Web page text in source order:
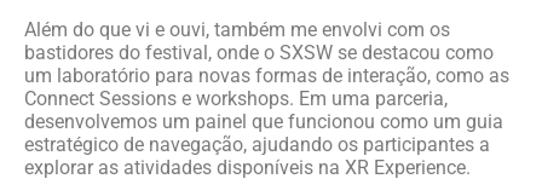
Além do que vi e ouvi, também me envolvi com os
bastidores do festival, onde o SXSW se destacou como
um laboratório para novas formas de interação, como as
Connect Sessions e workshops. Em uma parceria,
desenvolvemos um painel que funcionou como um guia
estratégico de navegação, ajudando os participantes a
explorar as atividades disponíveis na XR Experience.